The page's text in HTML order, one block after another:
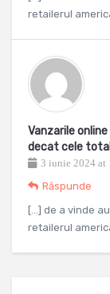
retailerul
Vanzarile
decat cele
3 iunie 2024 at
Răspunde
[…] de a vinde
retailerul